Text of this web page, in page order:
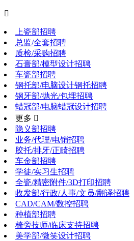

上瓷部招聘
总监/全套招聘
质检/采购招聘
石膏部/模型设计招聘
车瓷部招聘
钢托部/电脑设计钢托招聘
钢牙部/抛光/包埋招聘
蜡冠部/电脑蜡冠设计招聘
更多 
隐义部招聘
业务/代理/电销招聘
胶托/排牙/正畸招聘
车金部招聘
学徒/实习生招聘
全瓷/精密附件/3D打印招聘
收发部/行政/人事/文员/翻译招聘
CAD/CAM/数控招聘
种植部招聘
椅旁技师/临床支持招聘
美学部/微笑设计招聘